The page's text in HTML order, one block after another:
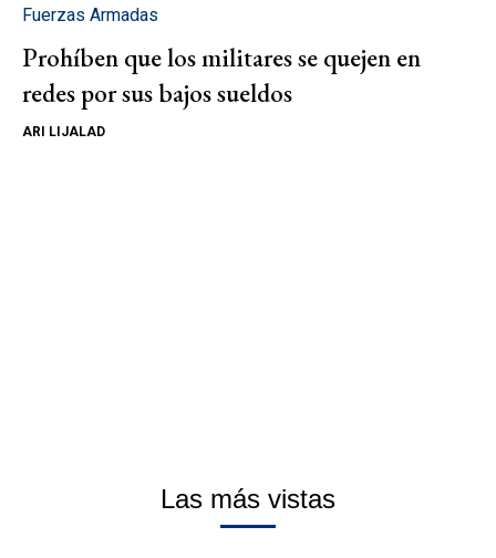
Fuerzas Armadas
Prohíben que los militares se quejen en
redes por sus bajos sueldos
ARI LIJALAD
Las más vistas